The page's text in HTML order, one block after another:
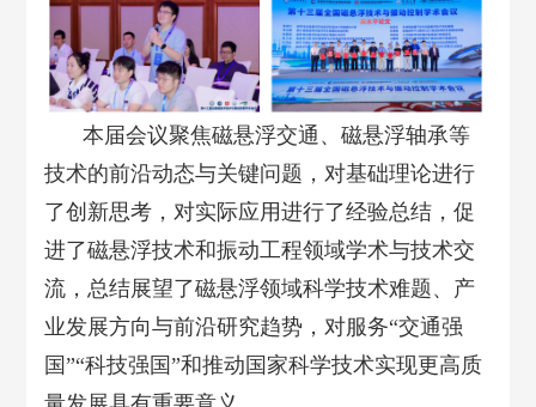
本届会议聚焦磁悬浮交通、磁悬浮轴承等
技术的前沿动态与关键问题，对基础理论进行
了创新思考，对实际应用进行了经验总结，促
进了磁悬浮技术和振动工程领域学术与技术交
流，总结展望了磁悬浮领域科学技术难题、产
业发展方向与前沿研究趋势，对服务“交通强
国”“科技强国”和推动国家科学技术实现更高质